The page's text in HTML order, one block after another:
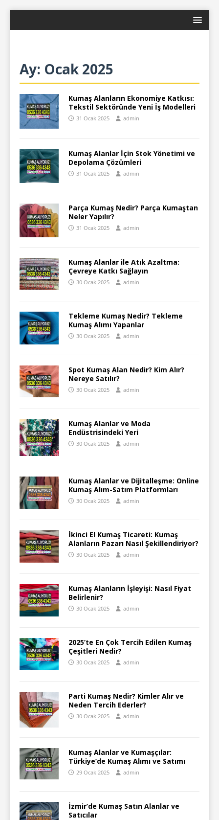
Ay: Ocak 2025
Kumaş Alanların Ekonomiye Katkısı:
Tekstil Sektöründe Yeni İş Modelleri
31 Ocak 2025 admin
Kumaş Alanlar İçin Stok Yönetimi ve
Depolama Çözümleri
31 Ocak 2025 admin
Parça Kumaş Nedir? Parça Kumaştan
Neler Yapılır?
31 Ocak 2025 admin
Kumaş Alanlar ile Atık Azaltma:
Çevreye Katkı Sağlayın
30 Ocak 2025 admin
Tekleme Kumaş Nedir? Tekleme
Kumaş Alımı Yapanlar
30 Ocak 2025 admin
Spot Kumaş Alan Nedir? Kim Alır?
Nereye Satılır?
30 Ocak 2025 admin
Kumaş Alanlar ve Moda
Endüstrisindeki Yeri
30 Ocak 2025 admin
Kumaş Alanlar ve Dijitalleşme: Online
Kumaş Alım-Satım Platformları
30 Ocak 2025 admin
İkinci El Kumaş Ticareti: Kumaş
Alanların Pazarı Nasıl Şekillendiriyor?
30 Ocak 2025 admin
Kumaş Alanların İşleyişi: Nasıl Fiyat
Belirlenir?
30 Ocak 2025 admin
2025’te En Çok Tercih Edilen Kumaş
Çeşitleri Nedir?
30 Ocak 2025 admin
Parti Kumaş Nedir? Kimler Alır ve
Neden Tercih Ederler?
30 Ocak 2025 admin
Kumaş Alanlar ve Kumaşçılar:
Türkiye’de Kumaş Alımı ve Satımı
29 Ocak 2025 admin
İzmir’de Kumaş Satın Alanlar ve
Satıcılar